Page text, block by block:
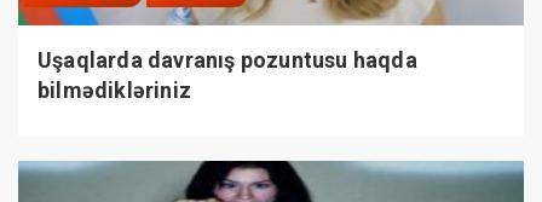
Uşaqlarda davranış pozuntusu haqda
bilmədikləriniz